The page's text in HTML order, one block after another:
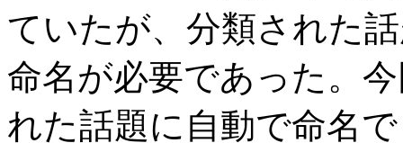
ていたが、分類された
命名が必要であった。
れた話題に自動で命名